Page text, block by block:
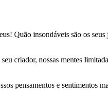
Quão insondáveis são os
criador, nossas mentes
pensamentos e sentimentos